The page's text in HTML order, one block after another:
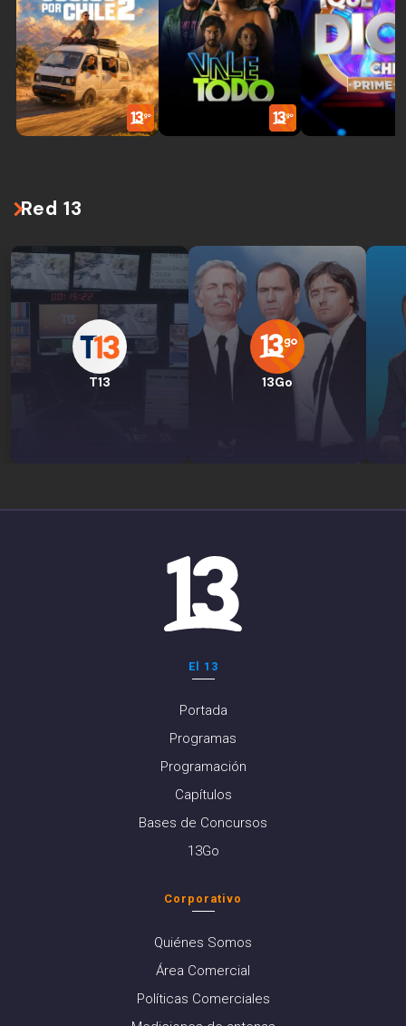
Red 13
T13 13Go
El 13
Portada
Programas
Programación
Capítulos
Bases de Concursos
13Go
Corporativo
Quiénes Somos
Área Comercial
Políticas Comerciales